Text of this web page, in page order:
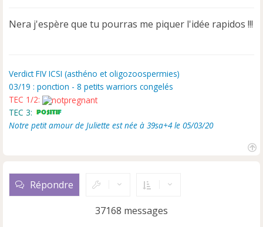
s
a
o
n
l
u
Nera j'espère que tu pourras me piquer l'idée rapidos !!!
Verdict FIV ICSI (asthéno et oligozoospermies)
03/19 : ponction - 8 petits warriors congelés
TEC 1/2:
TEC 3:
Notre petit amour de Juliette est née à 39sa+4 le 05/03/20
Répondre
37168 messages